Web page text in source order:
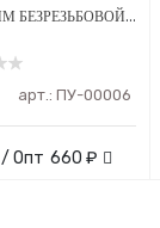
ЛАБРЕТ 1.2 ММ ШАР 3 ММ БЕЗРЕЗЬБОВОЙ ТИТАН
арт.: ПУ-00006
/ Опт 660 ₽